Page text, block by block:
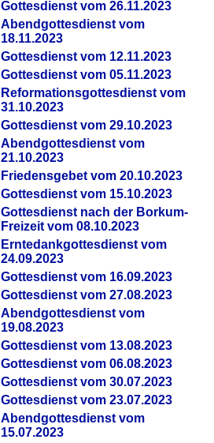
Gottesdienst vom 26.11.2023
Abendgottesdienst vom
18.11.2023
Gottesdienst vom 12.11.2023
Gottesdienst vom 05.11.2023
Reformationsgottesdienst vom
31.10.2023
Gottesdienst vom 29.10.2023
Abendgottesdienst vom
21.10.2023
Friedensgebet vom 20.10.2023
Gottesdienst vom 15.10.2023
Gottesdienst nach der Borkum-
Freizeit vom 08.10.2023
Erntedankgottesdienst vom
24.09.2023
Gottesdienst vom 16.09.2023
Gottesdienst vom 27.08.2023
Abendgottesdienst vom
19.08.2023
Gottesdienst vom 13.08.2023
Gottesdienst vom 06.08.2023
Gottesdienst vom 30.07.2023
Gottesdienst vom 23.07.2023
Abendgottesdienst vom
15.07.2023